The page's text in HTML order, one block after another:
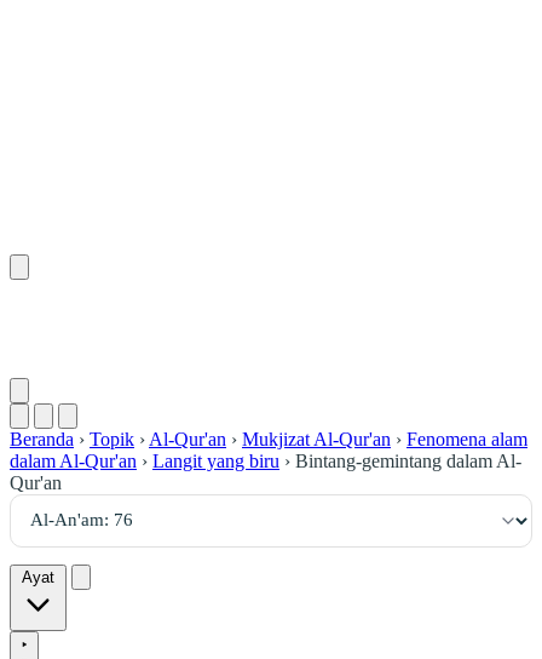
Beranda › Topik › Al-Qur'an › Mukjizat Al-Qur'an › Fenomena alam
dalam Al-Qur'an › Langit yang biru › Bintang-gemintang dalam Al-
Qur'an
Ayat